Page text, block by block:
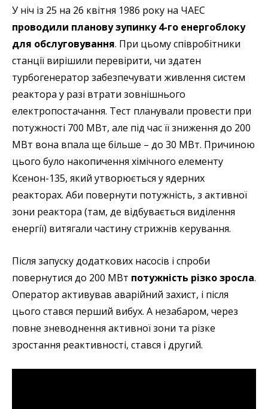
У ніч із 25 на 26 квітня 1986 року на ЧАЕС
проводили планову зупинку 4-го енергоблоку
для обслуговування. При цьому співробітники
станції вирішили перевірити, чи здатен
турбогенератор забезпечувати живлення систем
реактора у разі втрати зовнішнього
електропостачання. Тест планували провести при
потужності 700 МВт, але під час її зниження до 200
МВт вона впала ще більше – до 30 МВт. Причиною
цього було накопичення хімічного елементу
Ксенон-135, який утворюється у ядерних
реакторах. Аби повернути потужність, з активної
зони реактора (там, де відбувається виділення
енергії) витягали частину стрижнів керування.
Після запуску додаткових насосів і спроби
повернутися до 200 МВт потужність різко зросла.
Оператор активував аварійний захист, і після
цього стався перший вибух. А незабаром, через
повне зневоднення активної зони та різке
зростання реактивності, стався і другий.